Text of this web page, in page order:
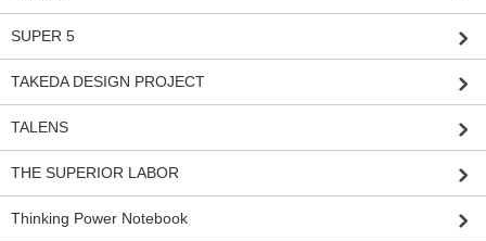
SUPER 5
TAKEDA DESIGN PROJECT
TALENS
THE SUPERIOR LABOR
Thinking Power Notebook